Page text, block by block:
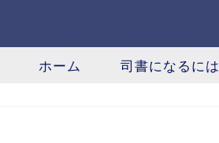
ホーム 司書になるには